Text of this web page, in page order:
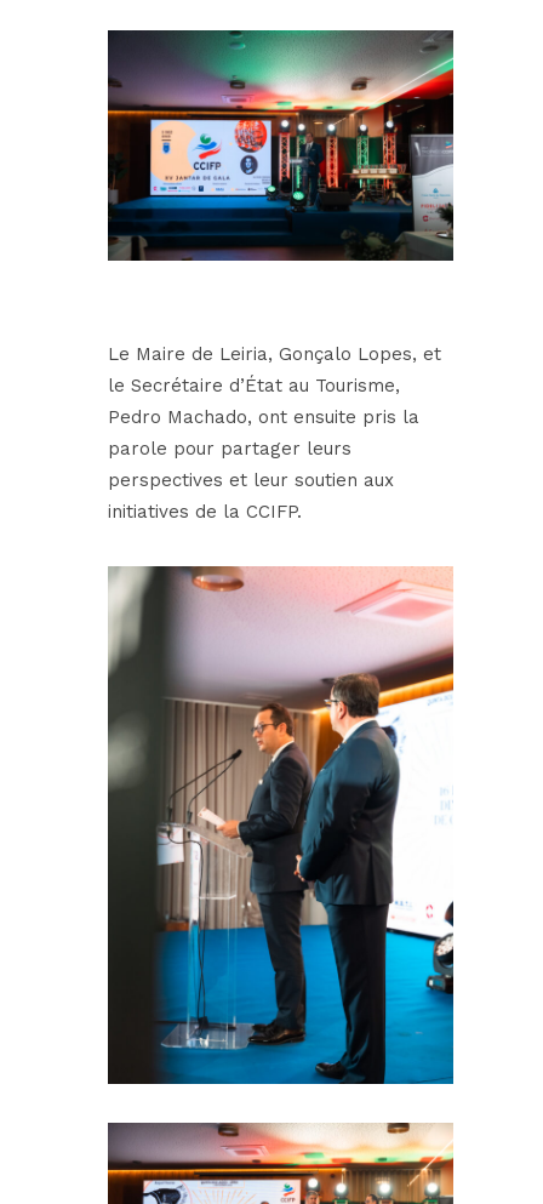
Le Maire de Leiria, Gonçalo Lopes, et
le Secrétaire d’État au Tourisme,
Pedro Machado, ont ensuite pris la
parole pour partager leurs
perspectives et leur soutien aux
initiatives de la CCIFP.